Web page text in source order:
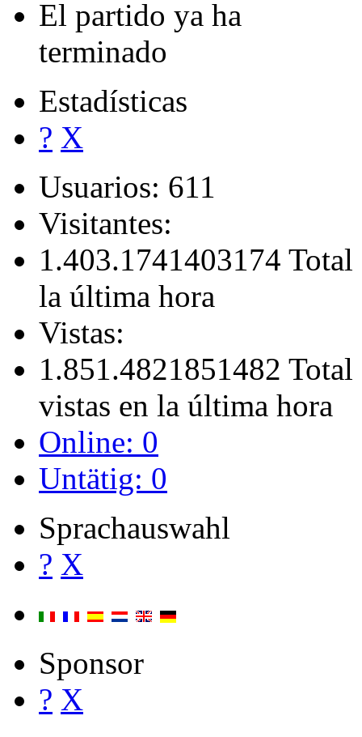
Gesamt: 158
Recordar: 146
Pagado: 128
Libre: 30
Contador
El partido ya ha
terminado
Estadísticas
? X
Usuarios: 611
Visitantes:
1.403.1741403174
la última hora
Vistas:
1.851.482
vistas en la última hora